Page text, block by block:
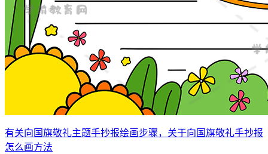
有关向国旗敬礼主题手抄报绘画步骤，关于向国旗敬礼手抄报
怎么画方法